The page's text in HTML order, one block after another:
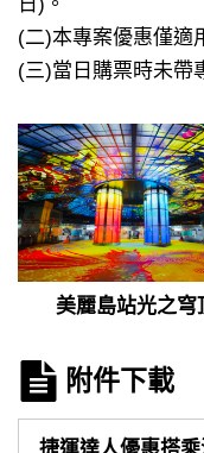
(二)本專案優惠僅適
(三)當日購票時未帶
美麗島站光之穹
附件下載
捷運達人優惠搭